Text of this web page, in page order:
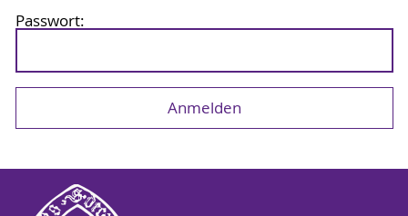
Passwort: